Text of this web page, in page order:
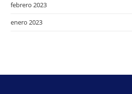
febrero 2023
enero 2023